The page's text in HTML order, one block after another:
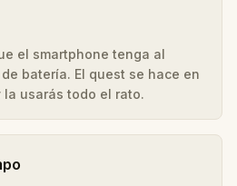
el smartphone tenga al
batería. El quest se hace en
la usarás todo el rato.